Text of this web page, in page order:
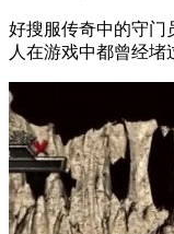
好搜服传奇中的守门
人在游戏中都曾经堵